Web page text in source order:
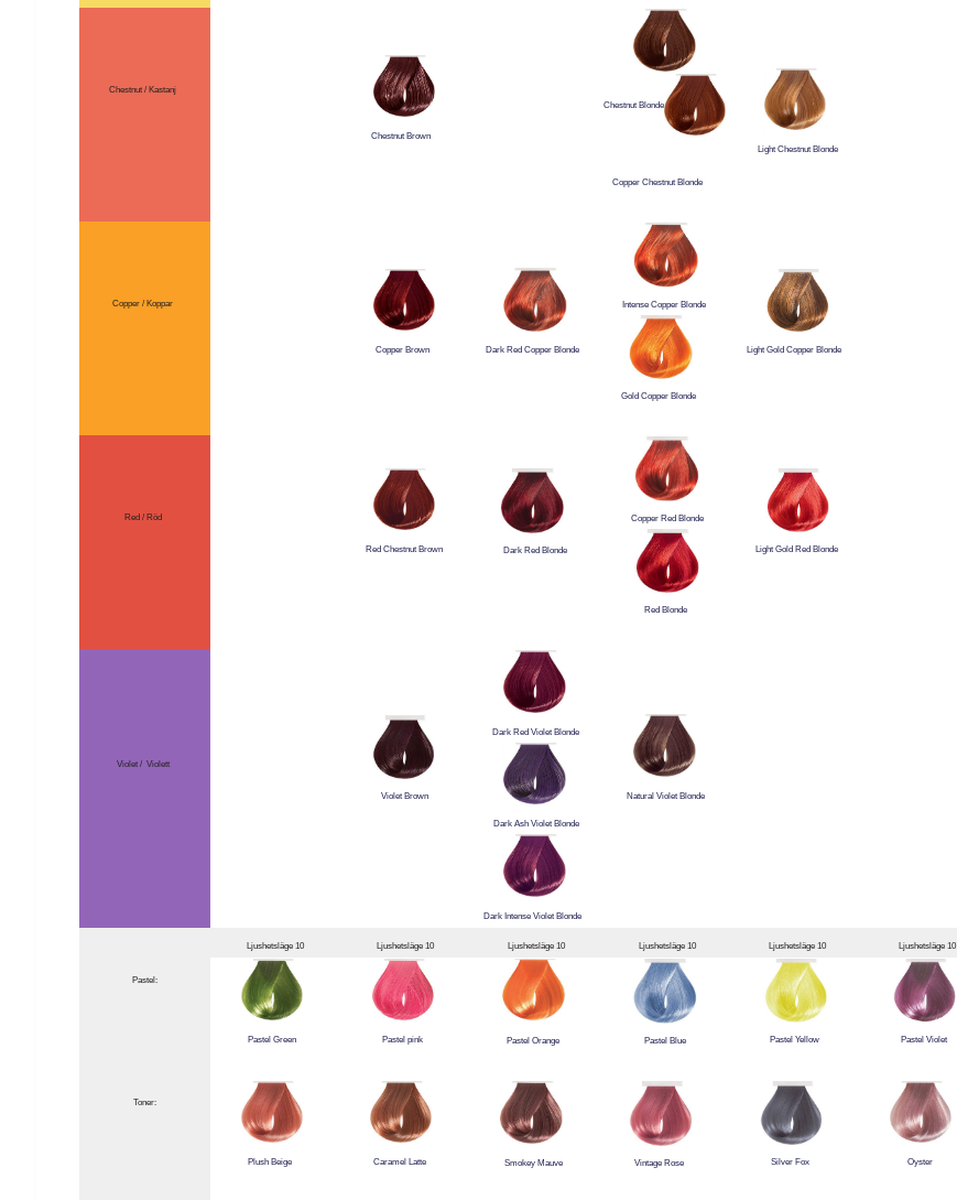
Chestnut / Kastanj
Chestnut Brown
Chestnut Blonde
Copper Chestnut Blonde
Light Chestnut Blonde
Copper / Koppar
Copper Brown Dark Red Copper Blonde
Intense Copper Blonde
Gold Copper Blonde
Light Gold Copper Blonde
Red / Röd
Red Chestnut Brown Dark Red Blonde
Copper Red Blonde
Red Blonde
Light Gold Red Blonde
Violet / Violett
Violet Brown
Dark Red Violet Blonde
Dark Ash Violet Blonde
Dark Intense Violet Blonde
Natural Violet Blonde
Ljushetsläge 10 Ljushetsläge 10 Ljushetsläge 10 Ljushetsläge 10 Ljushetsläge 10 Ljushetsläge 10
Pastel:
Pastel Green Pastel pink Pastel Orange Pastel Blue Pastel Yellow Pastel Violet
Toner:
Plush Beige Caramel Latte Smokey Mauve Vintage Rose Silver Fox Oyster